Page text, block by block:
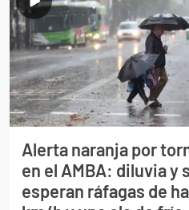
Alerta naranja por
en el AMBA: diluvia y
esperan ráfagas de